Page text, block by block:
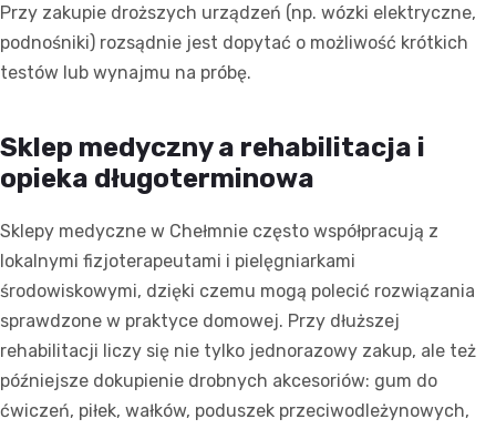
Przy zakupie droższych urządzeń (np. wózki elektryczne,
podnośniki) rozsądnie jest dopytać o możliwość krótkich
testów lub wynajmu na próbę.
Sklep medyczny a rehabilitacja i
opieka długoterminowa
Sklepy medyczne w Chełmnie często współpracują z
lokalnymi fizjoterapeutami i pielęgniarkami
środowiskowymi, dzięki czemu mogą polecić rozwiązania
sprawdzone w praktyce domowej. Przy dłuższej
rehabilitacji liczy się nie tylko jednorazowy zakup, ale też
późniejsze dokupienie drobnych akcesoriów: gum do
ćwiczeń, piłek, wałków, poduszek przeciwodleżynowych,